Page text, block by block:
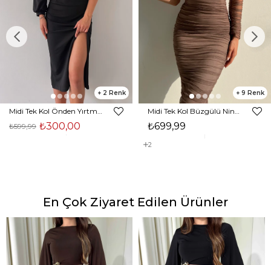
2
₺300,00
₺599,99
9
₺699,99
2
En Çok Ziyaret Edilen Ürünler